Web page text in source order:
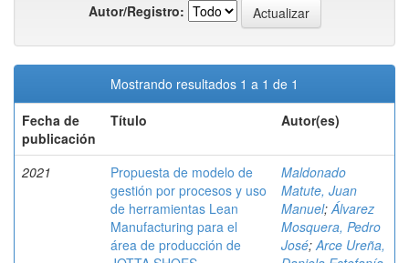
Autor/Registro:
Mostrando resultados 1 a 1 de 1
Fecha de
publicación
Título Autor(es)
2021
Propuesta de modelo de
gestión por procesos y uso
de herramientas Lean
Manufacturing para el
área de producción de
Maldonado
Matute, Juan
Manuel;Álvarez
Mosquera, Pedro
José;Arce Ureña,